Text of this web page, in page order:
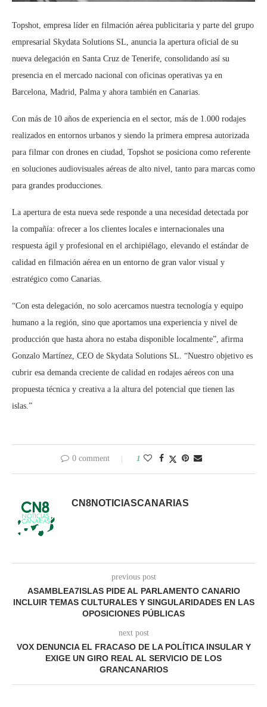
Topshot, empresa líder en filmación aérea publicitaria y parte del grupo
empresarial Skydata Solutions SL, anuncia la apertura oficial de su
nueva delegación en Santa Cruz de Tenerife, consolidando así su
presencia en el mercado nacional con oficinas operativas ya en
Barcelona, Madrid, Palma y ahora también en Canarias.
Con más de 10 años de experiencia en el sector, más de 1.000 rodajes
realizados en entornos urbanos y siendo la primera empresa autorizada
para filmar con drones en ciudad, Topshot se posiciona como referente
en soluciones audiovisuales aéreas de alto nivel, tanto para marcas como
para grandes producciones.
La apertura de esta nueva sede responde a una necesidad detectada por
la compañía: ofrecer a los clientes locales e internacionales una
respuesta ágil y profesional en el archipiélago, elevando el estándar de
calidad en filmación aérea en un entorno de gran valor visual y
estratégico como Canarias.
“Con esta delegación, no solo acercamos nuestra tecnología y equipo
humano a la región, sino que aportamos una experiencia y nivel de
producción que hasta ahora no estaba disponible localmente”, afirma
Gonzalo Martínez, CEO de Skydata Solutions SL. “Nuestro objetivo es
cubrir esa demanda creciente de calidad en rodajes aéreos con una
propuesta técnica y creativa a la altura del potencial que tienen las
islas.”
0 comment 1
CN8NOTICIASCANARIAS
previous post
ASAMBLEA7ISLAS PIDE AL PARLAMENTO CANARIO
INCLUIR TEMAS CULTURALES Y SINGULARIDADES EN LAS
OPOSICIONES PÚBLICAS
next post
VOX DENUNCIA EL FRACASO DE LA POLÍTICA INSULAR Y
EXIGE UN GIRO REAL AL SERVICIO DE LOS
GRANCANARIOS